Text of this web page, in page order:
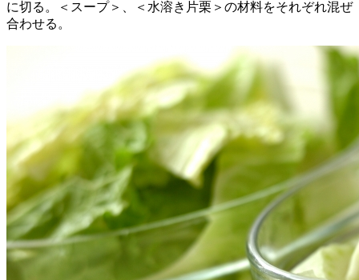
に切る。＜スープ＞、＜水溶き片栗＞の材料をそれぞれ混ぜ
合わせる。